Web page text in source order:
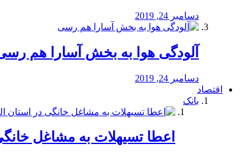
دسامبر 24, 2019
آلودگی هوا به بخش آسارا هم
دسامبر 24, 2019
اقتصاد
بانک
️اعطا تسیهلات به مشاغل